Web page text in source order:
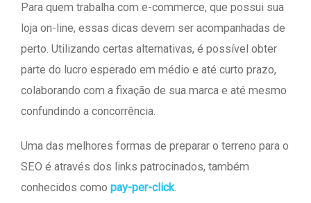
Para quem trabalha com e-commerce, que possui sua
loja on-line, essas dicas devem ser acompanhadas de
perto. Utilizando certas alternativas, é possível obter
parte do lucro esperado em médio e até curto prazo,
colaborando com a fixação de sua marca e até mesmo
confundindo a concorrência.
Uma das melhores formas de preparar o terreno para o
SEO é através dos links patrocinados, também
conhecidos como pay-per-click.